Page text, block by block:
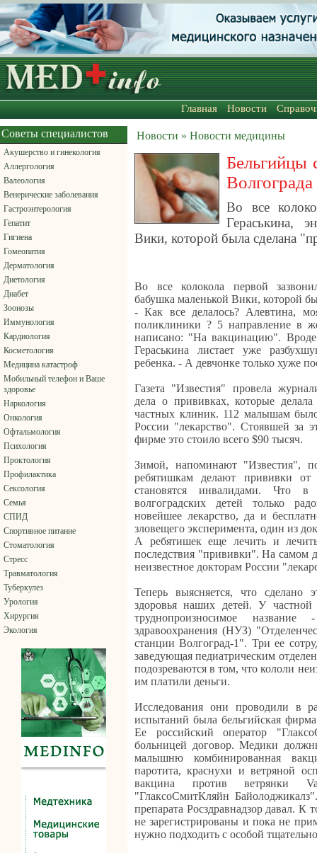
Главная Новости
Советы специалистов
Акушерство и гинекология
Аллергология
Валеология
Венерические заболевания
Гастроэнтерология
Гепатит
Гигиена
Гомеопатия
Дерматология
Диетология
Диабет
Зоонозы
Иммунология
Кардиология
Косметология
Медицина катастроф
Мобильный телефон и Ваше
здоровье
Наркология
Онкология
Офтальмология
Психология
Проктология
Профилактика
Сексология
Семья
СПИД
Спортивное питание
Стоматология
Стресс
Травматология
Туберкулез
Урология
Хирургия
Экология
Новости » Новости медицины
Бельгийцы
Волгограда
Во все
Гераськина,
Вики, которой была сделана
Во все колокола первой
бабушка маленькой Вики, которой
- Как все делалось? Алевтина,
поликлиники ? 5 направление в
написано: "На вакцинацию".
Гераськина листает уже
ребенка. - А девчонке только хуже
Газета "Известия" провела
дела о прививках, которые
частных клиник. 112 малышам
России "лекарство". Стоявшей за
фирме это стоило всего $90 тысяч.
Зимой, напоминают "Известия",
ребятишкам делают прививки от
становятся инвалидами. Что
волгоградских детей только
новейшее лекарство, да и
зловещего эксперимента, один из
А ребятишек еще лечить и
последствия "прививки". На самом
неизвестное докторам России
Теперь выясняется, что
здоровья наших детей. У
труднопроизносимое название
здравоохранения (НУЗ)
станции Волгоград-1". Три ее
заведующая педиатрическим
подозреваются в том, что кололи
им платили деньги.
Исследования они проводили в
испытаний была бельгийская
Ее российский оператор
больницей договор. Медики
малышню комбинированная
паротита, краснухи и ветряной
вакцина против ветрянки
"ГлаксоСмитКляйн
препарата Росздравнадзор давал.
не зарегистрированы и пока не
нужно подходить с особой